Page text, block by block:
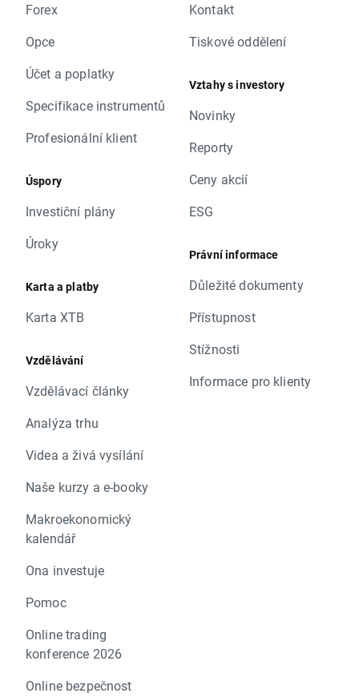
Forex
Opce
Účet a poplatky
Specifikace instrumentů
Profesionální klient
Úspory
Investiční plány
Úroky
Karta a platby
Karta XTB
Vzdělávání
Vzdělávací články
Analýza trhu
Videa a živá vysílání
Naše kurzy a e-booky
Makroekonomický
kalendář
Ona investuje
Pomoc
Online trading
konference 2026
Online bezpečnost
Kontakt
Tiskové oddělení
Vztahy s investory
Novinky
Reporty
Ceny akcií
ESG
Právní informace
Důležité dokumenty
Přístupnost
Stížnosti
Informace pro klienty